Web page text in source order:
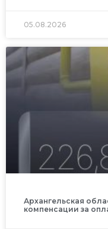
05.08.2026
Архангельская
компенсации за